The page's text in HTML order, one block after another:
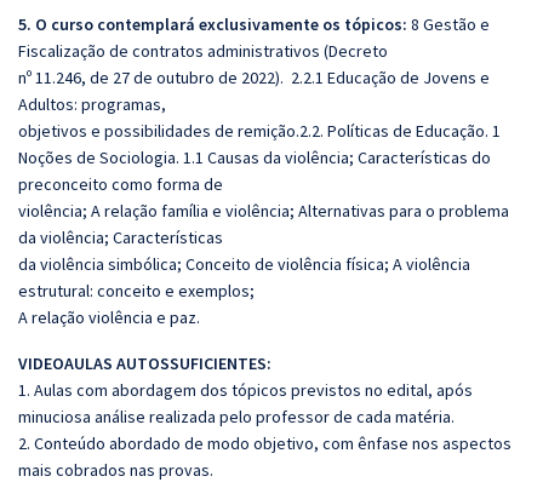
5. O curso contemplará exclusivamente os tópicos: 8 Gestão e
Fiscalização de contratos administrativos (Decreto
nº 11.246, de 27 de outubro de 2022). 2.2.1 Educação de Jovens e
Adultos: programas,
objetivos e possibilidades de remição.2.2. Políticas de Educação. 1
Noções de Sociologia. 1.1 Causas da violência; Características do
preconceito como forma de
violência; A relação família e violência; Alternativas para o problema
da violência; Características
da violência simbólica; Conceito de violência física; A violência
estrutural: conceito e exemplos;
A relação violência e paz.
VIDEOAULAS AUTOSSUFICIENTES:
1. Aulas com abordagem dos tópicos previstos no edital, após
minuciosa análise realizada pelo professor de cada matéria.
2. Conteúdo abordado de modo objetivo, com ênfase nos aspectos
mais cobrados nas provas.